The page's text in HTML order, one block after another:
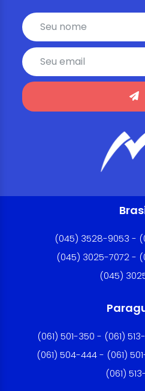
(045) 3528-9053 -
(045) 3025-7072 -
(045)
(061) 501-350 - (061)
(061) 504-444 - (061)
(061)